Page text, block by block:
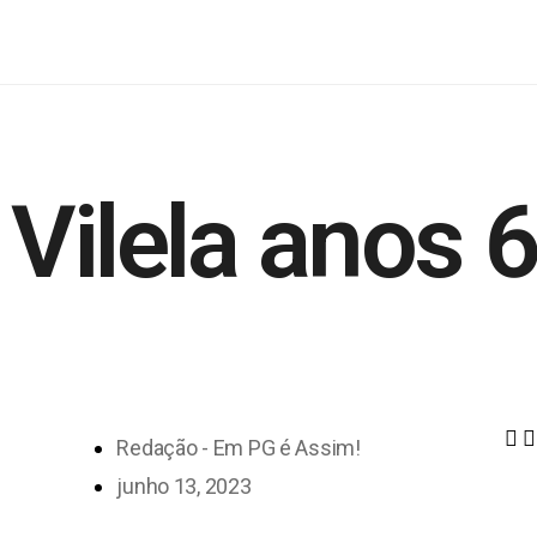
anos
Redação - Em PG é Assim!
junho 13, 2023